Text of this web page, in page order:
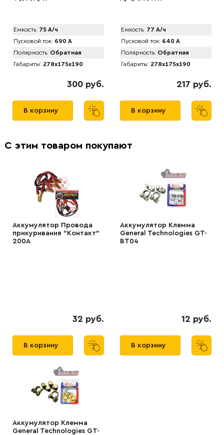
Емкость: 75 А/ч
Пусковой ток: 690 А
Полярность: Обратная
Габариты: 278x175x190
300 руб.
В корзину
Емкость: 77 А/ч
Пусковой ток: 640 А
Полярность: Обратная
Габариты: 278x175x190
217 руб.
В корзину
С этим товаром покупают
Аккумулятор Провода
прикуривания "Контакт"
200А
32 руб.
В корзину
Аккумулятор Клемма
General Technologies GT-
BT04
12 руб.
В корзину
Аккумулятор Клемма
General Technologies GT-